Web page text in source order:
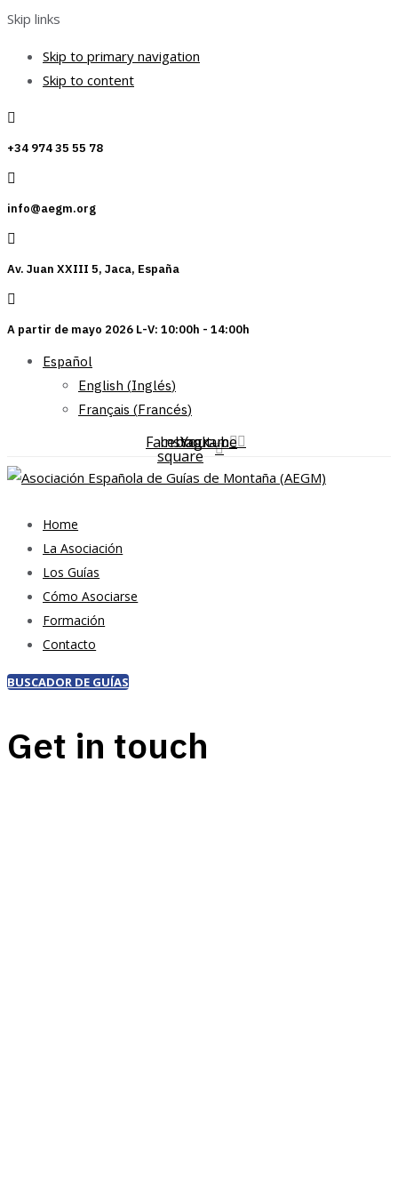
Skip links
Skip to primary navigation
Skip to content
+34 974 35 55 78
info@aegm.org
Av. Juan XXIII 5, Jaca, España
A partir de mayo 2026 L-V: 10:00h - 14:00h
Español
English (Inglés)
Français (Francés)
Facebook-
square
Instagram
Youtube
Home
La Asociación
Los Guías
Cómo Asociarse
Formación
Contacto
BUSCADOR DE GUÍAS
Get in touch